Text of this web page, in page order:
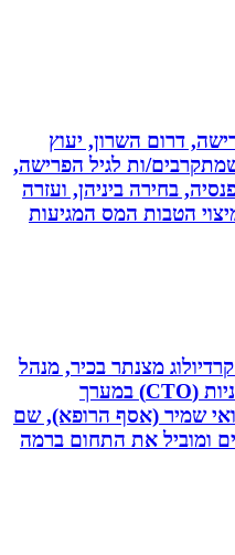
דרום השרון, יעוץ
ות לגיל הפרישה,
בחירה ביניהן, ועזרה
הטבות המס המגיעות
מצנתר בכיר, מנהל
תחום חסימות כליליות כרוניות (CTO) במערך
שמיר (אסף הרופא), שם
את התחום ברמה